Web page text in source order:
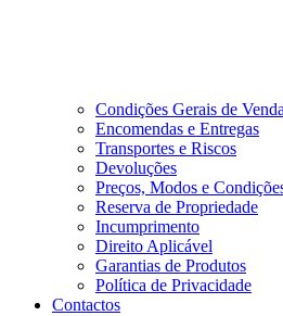
Condições Gerais de
Encomendas e Entregas
Transportes e Riscos
Devoluções
Preços, Modos e
Reserva de Propriedade
Incumprimento
Direito Aplicável
Garantias de Produtos
Política de Privacidade
Contactos